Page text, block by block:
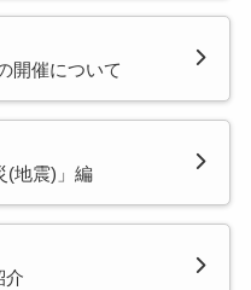
開催について
(地震)」編
介